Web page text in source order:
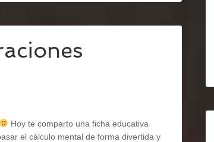
Hoy te comparto una ficha educativa
el cálculo mental de forma divertida y